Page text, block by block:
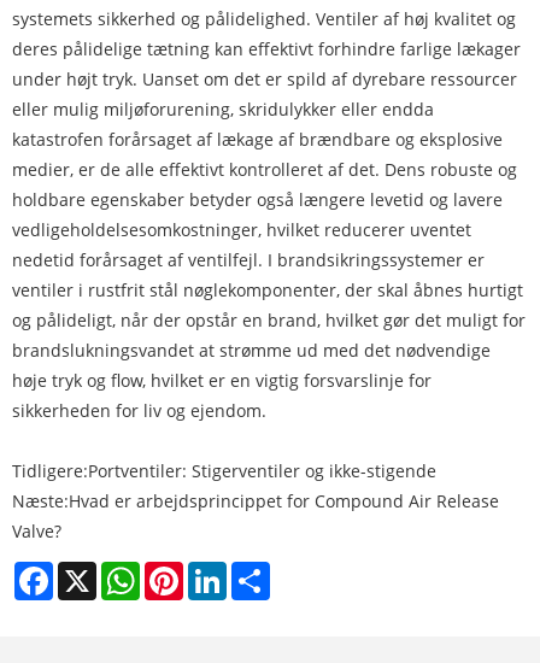
systemets sikkerhed og pålidelighed. Ventiler af høj kvalitet og
deres pålidelige tætning kan effektivt forhindre farlige lækager
under højt tryk. Uanset om det er spild af dyrebare ressourcer
eller mulig miljøforurening, skridulykker eller endda
katastrofen forårsaget af lækage af brændbare og eksplosive
medier, er de alle effektivt kontrolleret af det. Dens robuste og
holdbare egenskaber betyder også længere levetid og lavere
vedligeholdelsesomkostninger, hvilket reducerer uventet
nedetid forårsaget af ventilfejl. I brandsikringssystemer er
ventiler i rustfrit stål nøglekomponenter, der skal åbnes hurtigt
og pålideligt, når der opstår en brand, hvilket gør det muligt for
brandslukningsvandet at strømme ud med det nødvendige
høje tryk og flow, hvilket er en vigtig forsvarslinje for
sikkerheden for liv og ejendom.
Tidligere:Portventiler: Stigerventiler og ikke-stigende
Næste:Hvad er arbejdsprincippet for Compound Air Release
Valve?
Facebook
X WhatsAppPinterestLinkedIn